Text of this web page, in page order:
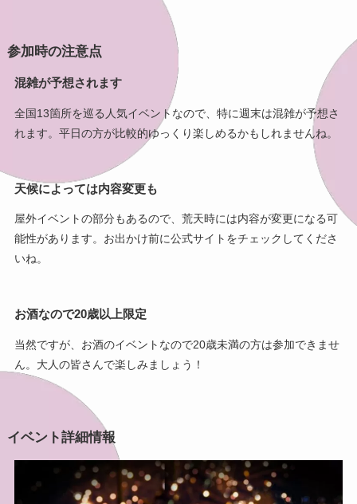
参加時の注意点
混雑が予想されます
全国13箇所を巡る人気イベントなので、特に週末は混雑が予想さ
れます。平日の方が比較的ゆっくり楽しめるかもしれませんね。
天候によっては内容変更も
屋外イベントの部分もあるので、荒天時には内容が変更になる可
能性があります。お出かけ前に公式サイトをチェックしてくださ
いね。
お酒なので20歳以上限定
当然ですが、お酒のイベントなので20歳未満の方は参加できませ
ん。大人の皆さんで楽しみましょう！
イベント詳細情報